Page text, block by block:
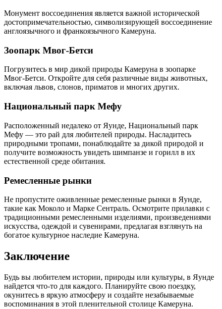
Монумент воссоединения является важной исторической
достопримечательностью, символизирующей воссоединение
англоязычного и франкоязычного Камеруна.
Зоопарк Мвог-Бетси
Погрузитесь в мир дикой природы Камеруна в зоопарке
Мвог-Бетси. Откройте для себя различные виды животных,
включая львов, слонов, приматов и многих других.
Национальный парк Мефу
Расположенный недалеко от Яунде, Национальный парк
Мефу — это рай для любителей природы. Насладитесь
природными тропами, понаблюдайте за дикой природой и
получите возможность увидеть шимпанзе и горилл в их
естественной среде обитания.
Ремесленные рынки
Не пропустите оживленные ремесленные рынки в Яунде,
такие как Моколо и Марке Сентраль. Осмотрите прилавки с
традиционными ремесленными изделиями, произведениями
искусства, одеждой и сувенирами, предлагая взглянуть на
богатое культурное наследие Камеруна.
Заключение
Будь вы любителем истории, природы или культуры, в Яунде
найдется что-то для каждого. Планируйте свою поездку,
окунитесь в яркую атмосферу и создайте незабываемые
воспоминания в этой пленительной столице Камеруна.